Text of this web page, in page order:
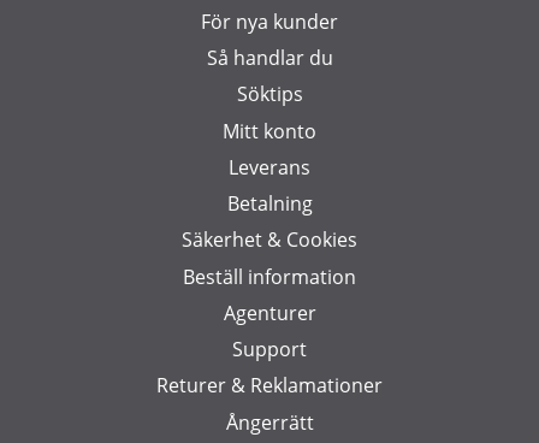
För nya kunder
Så handlar du
Söktips
Mitt konto
Leverans
Betalning
Säkerhet & Cookies
Beställ information
Agenturer
Support
Returer & Reklamationer
Ångerrätt